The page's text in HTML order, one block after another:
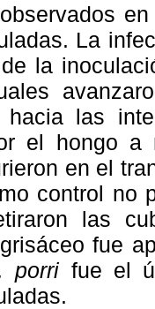
La
la
hacia las
el hongo
en el
control no
las
fue
porri fue el